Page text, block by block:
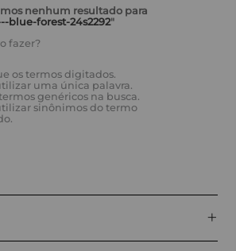
nenhum resultado para
blue-forest-24s2292"
fazer?
os termos digitados.
uma única palavra.
genéricos na busca.
sinônimos do termo
+